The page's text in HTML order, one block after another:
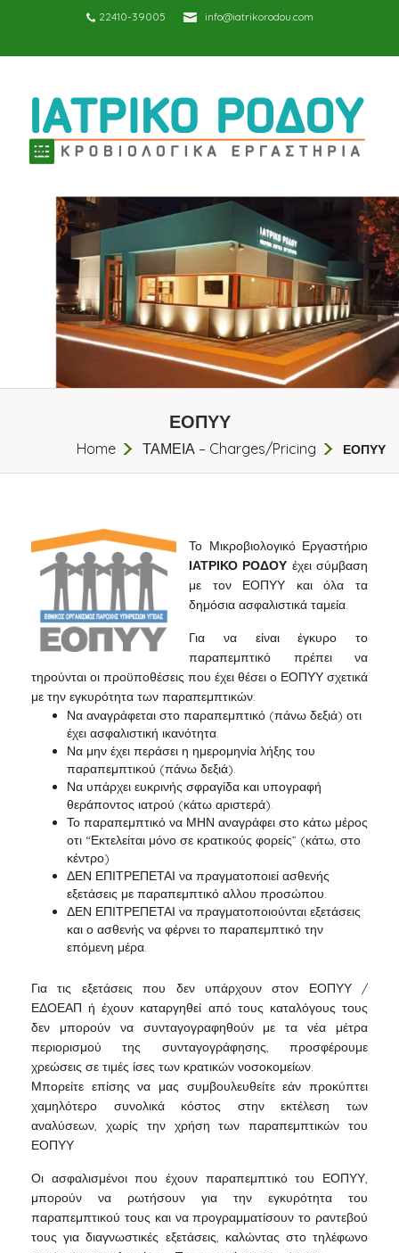
22410-39005 info@iatrikorodou.com
TOGGLE
NAVIGATION
ΕΟΠΥΥ
Home ΤΑΜΕΙΑ – Charges/Pricing ΕΟΠΥΥ
Το Μικροβιολογικό Εργαστήριο
ΙΑΤΡΙΚΟ ΡΟΔΟΥ έχει σύμβαση
με τον ΕΟΠΥΥ και όλα τα
δημόσια ασφαλιστικά ταμεία.
Για να είναι έγκυρο το
παραπεμπτικό πρέπει να
τηρούνται οι προϋποθέσεις που έχει θέσει ο ΕΟΠΥΥ σχετικά
με την εγκυρότητα των παραπεμπτικών:
Να αναγράφεται στο παραπεμπτικό (πάνω δεξιά) οτι
έχει ασφαλιστική ικανότητα.
Να μην έχει περάσει η ημερομηνία λήξης του
παραπεμπτικού (πάνω δεξιά).
Να υπάρχει ευκρινής σφραγίδα και υπογραφή
θεράποντος ιατρού (κάτω αριστερά).
Το παραπεμπτικό να ΜΗΝ αναγράφει στο κάτω μέρος
οτι “Εκτελείται μόνο σε κρατικούς φορείς” (κάτω, στο
κέντρο)
ΔΕΝ ΕΠΙΤΡΕΠΕΤΑΙ να πραγματοποιεί ασθενής
εξετάσεις με παραπεμπτικό αλλου προσώπου.
ΔΕΝ ΕΠΙΤΡΕΠΕΤΑΙ να πραγματοποιούνται εξετάσεις
και ο ασθενής να φέρνει το παραπεμπτικό την
επόμενη μέρα.
Για τις εξετάσεις που δεν υπάρχουν στον ΕΟΠΥΥ /
ΕΔΟΕΑΠ ή έχουν καταργηθεί από τους καταλόγους τους
δεν μπορούν να συνταγογραφηθούν με τα νέα μέτρα
περιορισμού της συνταγογράφησης, προσφέρουμε
χρεώσεις σε τιμές ίσες των κρατικών νοσοκομείων.
Μπορείτε επίσης να μας συμβουλευθείτε εάν προκύπτει
χαμηλότερο συνολικά κόστος στην εκτέλεση των
αναλύσεων, χωρίς την χρήση των παραπεμπτικών του
ΕΟΠΥΥ
Οι ασφαλισμένοι που έχουν παραπεμπτικό του ΕΟΠΥΥ,
μπορούν να ρωτήσουν για την εγκυρότητα του
παραπεμπτικού τους και να προγραμματίσουν το ραντεβού
τους για διαγνωστικές εξετάσεις, καλώντας στο τηλέφωνο